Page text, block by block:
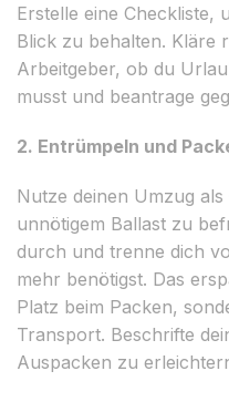
Erstelle eine Checkliste,
Blick zu behalten. Kläre
Arbeitgeber, ob du
musst und beantrage
2. Entrümpeln und
Nutze deinen Umzug
unnötigem Ballast zu
durch und trenne dich
mehr benötigst. Das
Platz beim Packen,
Transport. Beschrifte
Auspacken zu